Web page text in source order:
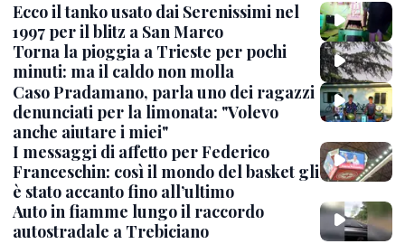
Ecco il tanko usato dai Serenissimi nel
1997 per il blitz a San Marco
Torna la pioggia a Trieste per pochi
minuti: ma il caldo non molla
Caso Pradamano, parla uno dei ragazzi
denunciati per la limonata: "Volevo
anche aiutare i miei"
I messaggi di affetto per Federico
Franceschin: così il mondo del basket gli
è stato accanto fino all’ultimo
Auto in fiamme lungo il raccordo
autostradale a Trebiciano